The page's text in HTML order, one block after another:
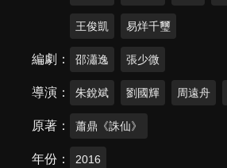
王俊凱 易烊千璽
編劇 邵瀟逸 張少微
導演 朱銳斌 劉國輝 周遠舟
原著 蕭鼎《誅仙》
年份 2016